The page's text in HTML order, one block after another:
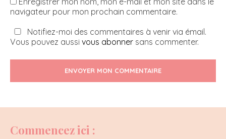
navigateur pour mon prochain commentaire.
Notifiez-moi des commentaires à venir via émail.
Vous pouvez aussi vous abonner sans commenter.
ENVOYER MON COMMENTAIRE
Commencez ici :